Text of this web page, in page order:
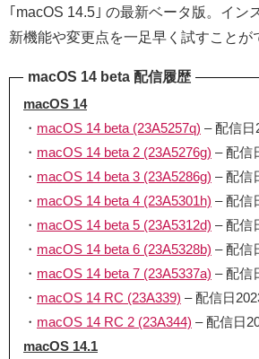
｢macOS 14.5｣ の最新ベータ版。イン
新機能や変更点を一足早く試すことが
macOS 14 beta 配信履歴
macOS 14
・ macOS 14 beta (23A5257q) – 配信日
・ macOS 14 beta 2 (23A5276g) – 配信
・ macOS 14 beta 3 (23A5286g) – 配信
・ macOS 14 beta 4 (23A5301h) – 配信
・ macOS 14 beta 5 (23A5312d) – 配信
・ macOS 14 beta 6 (23A5328b) – 配信
・ macOS 14 beta 7 (23A5337a) – 配信
・ macOS 14 RC (23A339) – 配信日
・ macOS 14 RC 2 (23A344) – 配信日
macOS 14.1